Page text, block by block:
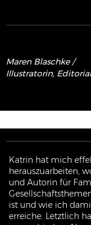
Maren Blaschke/
Illustratorin,
Katrin hat mich
herauszuarbeiten,
und Autorin für
ist und wie ich
erreiche. Letztlich